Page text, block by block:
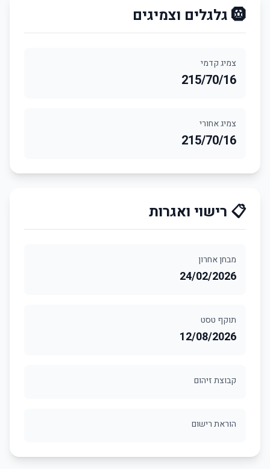
🛞 גלגלים וצמיגים
צמיג קדמי
215/70/16
צמיג אחורי
215/70/16
📋 רישוי ואגרות
מבחן אחרון
24/02/2026
תוקף טסט
12/08/2026
קבוצת זיהום
הוראת רישום